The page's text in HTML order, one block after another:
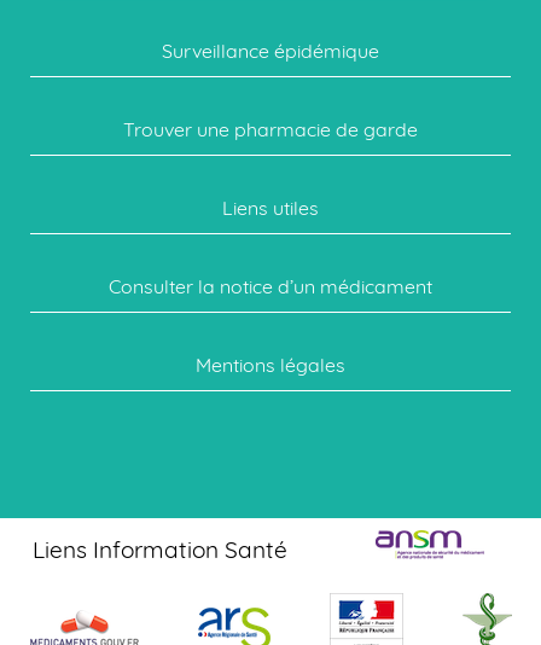
Surveillance épidémique
Trouver une pharmacie de garde
Liens utiles
Consulter la notice d’un médicament
Mentions légales
Liens Information Santé